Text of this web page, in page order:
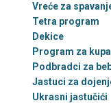
Vreće za
Tetra program
Dekice
Program za
Podbradci za
Jastuci za
Ukrasni jastučići